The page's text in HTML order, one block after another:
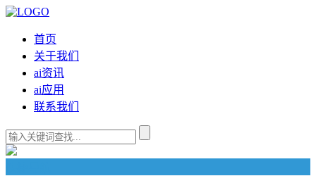
首页
关于我们
ai资讯
ai应用
联系我们